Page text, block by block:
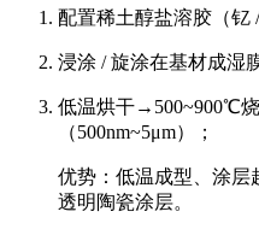
配置稀土醇盐溶胶（钇
浸涂 / 旋涂在基材成湿
低温烘干→500~900℃
（500nm~5μm）；
优势：低温成型、涂层
透明陶瓷涂层。